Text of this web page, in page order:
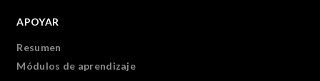
APOYAR
Resumen
Módulos de aprendizaje